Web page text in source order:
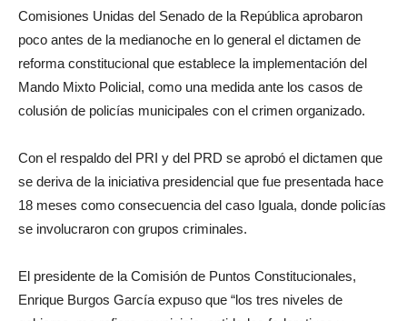
Comisiones Unidas del Senado de la República aprobaron
poco antes de la medianoche en lo general el dictamen de
reforma constitucional que establece la implementación del
Mando Mixto Policial, como una medida ante los casos de
colusión de policías municipales con el crimen organizado.
Con el respaldo del PRI y del PRD se aprobó el dictamen que
se deriva de la iniciativa presidencial que fue presentada hace
18 meses como consecuencia del caso Iguala, donde policías
se involucraron con grupos criminales.
El presidente de la Comisión de Puntos Constitucionales,
Enrique Burgos García expuso que “los tres niveles de